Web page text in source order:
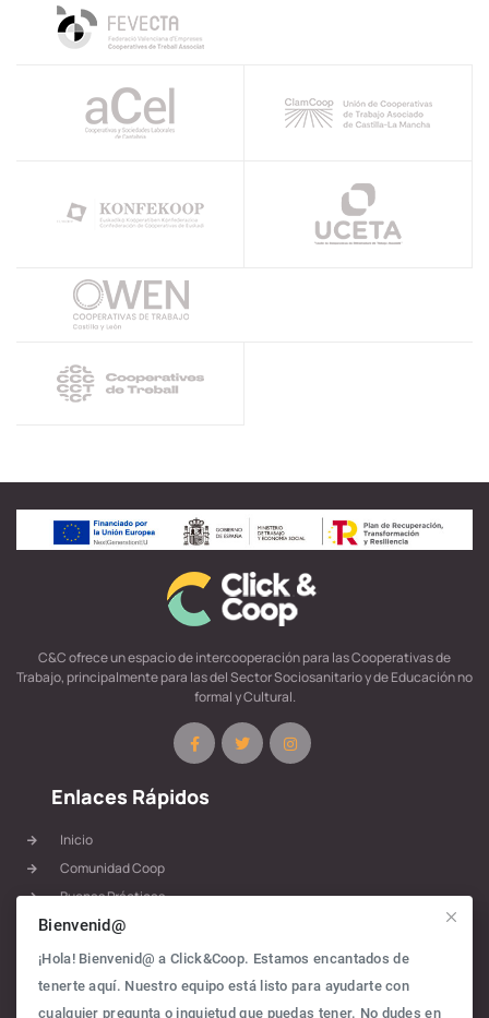
C&C ofrece un espacio de intercooperación para las Cooperativas de
Trabajo, principalmente para las del Sector Sociosanitario y de Educación no
formal y Cultural.
Enlaces Rápidos
Inicio
Comunidad Coop
Buenas Prácticas
Materiales
Rutas
Blog
Política de Privacidad
Bienvenid@
¡Hola! Bienvenid@ a Click&Coop. Estamos encantados de
tenerte aquí. Nuestro equipo está listo para ayudarte con
cualquier pregunta o inquietud que puedas tener. No dudes en